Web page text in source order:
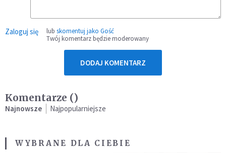
Zaloguj się lub skomentuj jako Gość
Twój komentarz będzie moderowany
DODAJ KOMENTARZ
Komentarze ()
Najnowsze Najpopularniejsze
WYBRANE DLA CIEBIE